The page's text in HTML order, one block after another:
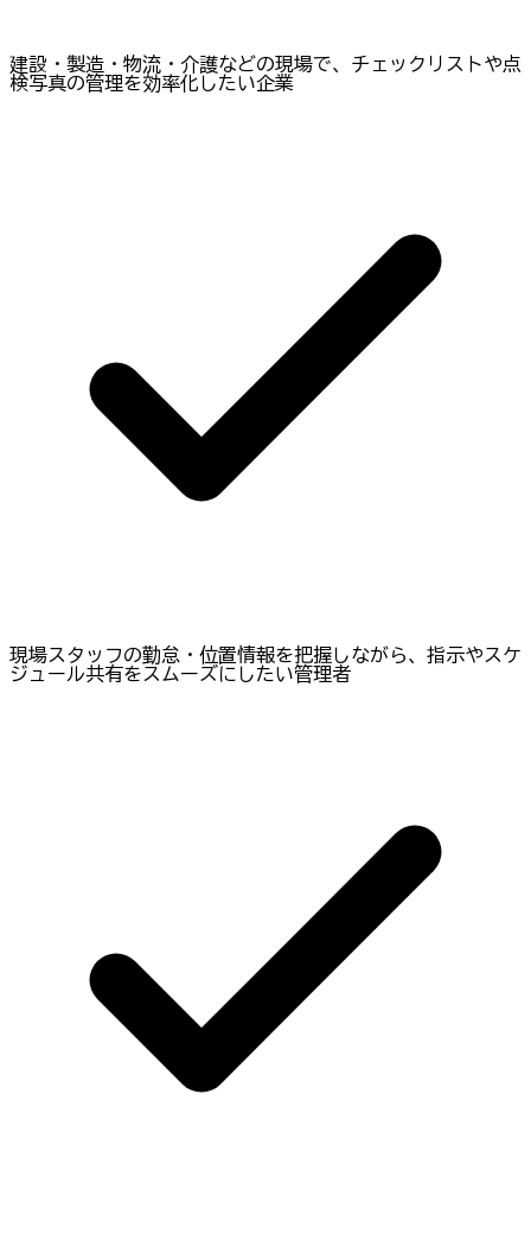
建設・製造・物流・介護などの現場で、チェックリストや点
検写真の管理を効率化したい企業
現場スタッフの勤怠・位置情報を把握しながら、指示やスケ
ジュール共有をスムーズにしたい管理者